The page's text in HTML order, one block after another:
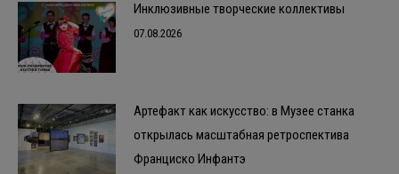
Инклюзивные творческие коллективы
07.08.2026
Артефакт как искусство: в Музее станка
открылась масштабная ретроспектива
Франциско Инфантэ